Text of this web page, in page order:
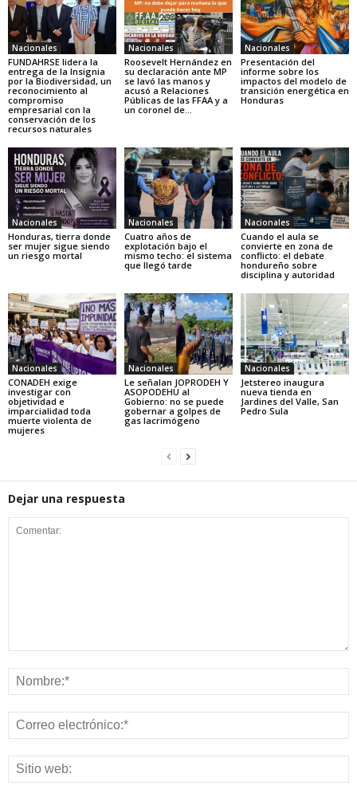
Nacionales
FUNDAHRSE lidera la
entrega de la Insignia
por la Biodiversidad, un
reconocimiento al
compromiso
empresarial con la
conservación de los
recursos naturales
Nacionales
Roosevelt Hernández en
su declaración ante MP
se lavó las manos y
acusó a Relaciones
Públicas de las FFAA y a
un coronel de...
Nacionales
Presentación del
informe sobre los
impactos del modelo de
transición energética en
Honduras
Nacionales
Honduras, tierra donde
ser mujer sigue siendo
un riesgo mortal
Nacionales
Cuatro años de
explotación bajo el
mismo techo: el sistema
que llegó tarde
Nacionales
Cuando el aula se
convierte en zona de
conflicto: el debate
hondureño sobre
disciplina y autoridad
Nacionales
CONADEH exige
investigar con
objetividad e
imparcialidad toda
muerte violenta de
mujeres
Nacionales
Le señalan JOPRODEH Y
ASOPODEHU al
Gobierno: no se puede
gobernar a golpes de
gas lacrimógeno
Nacionales
Jetstereo inaugura
nueva tienda en
Jardines del Valle, San
Pedro Sula
Dejar una respuesta